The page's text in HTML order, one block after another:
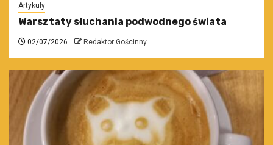
Artykuły
Warsztaty słuchania podwodnego świata
02/07/2026 Redaktor Gościnny